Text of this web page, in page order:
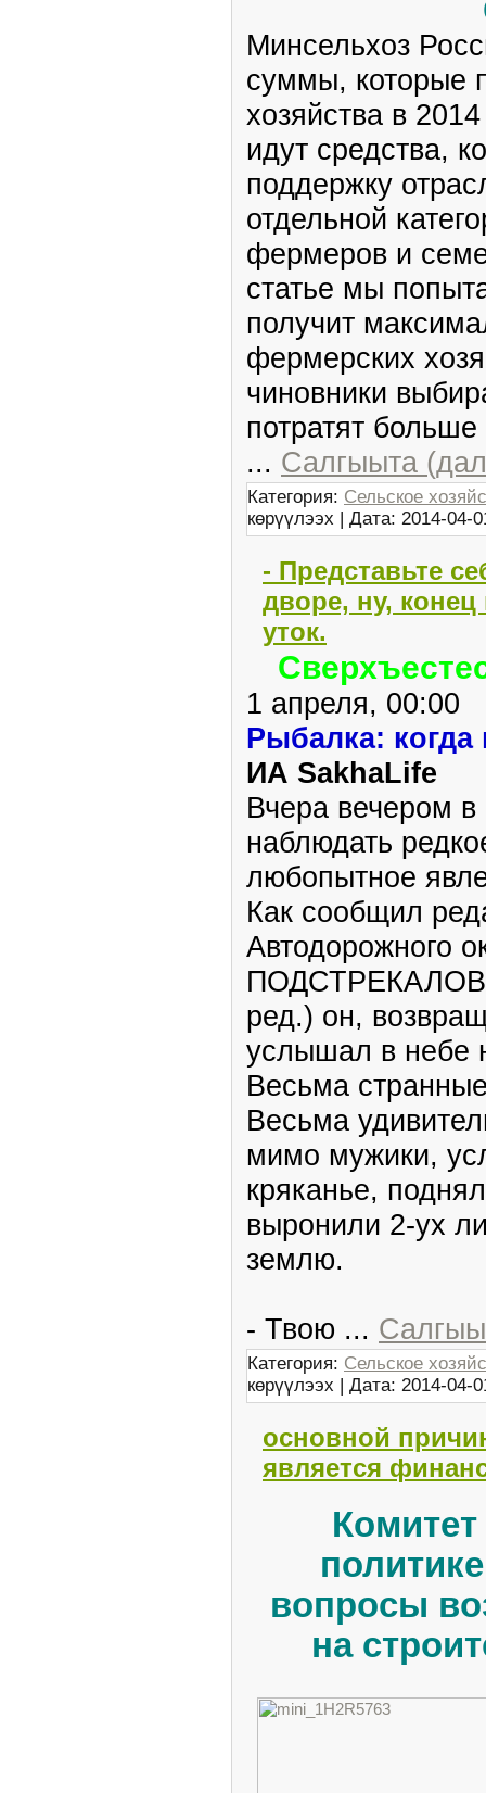
Минсельхоз
суммы, которые
хозяйства в
идут средства,
поддержку
отдельной
фермеров и
статье мы
получит
фермерских
чиновники
потратят
... Салгыыта
Категория: Сельское
көрүүлээх | Дата: 2014-04-
- Представьте
дворе, ну, конец
уток.
1 апреля, 00:00
Рыбалка: когда
ИА SakhaLife
Вчера вечером
наблюдать
любопытное
Как сообщил
Автодорожного
ред.) он,
услышал в небе
Весьма
Весьма
мимо мужики,
кряканье,
выронили 2-ух
землю.
- Твою ...
Категория: Сельское
көрүүлээх | Дата: 2014-04-
основной
является
вопросы
на